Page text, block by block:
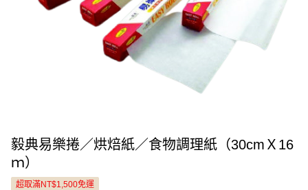
毅典易樂捲／烘焙紙／食物調理紙（30cmＸ16
ｍ）
超取滿NT$1,500免運